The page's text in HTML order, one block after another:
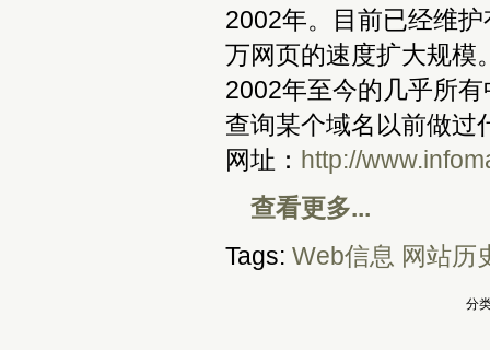
2002年。目前已经维
万网页的速度扩大规模
2002年至今的几乎所
查询某个域名以前做过
网址： http://
查看更多...
Tags: Web信息 网站历
分